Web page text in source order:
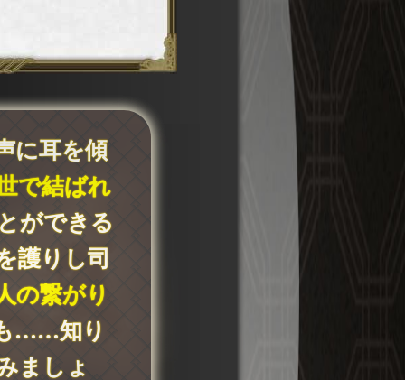
に耳を傾
で結ばれ
ができる
護りし司
の繋がり
……知り
ましょ